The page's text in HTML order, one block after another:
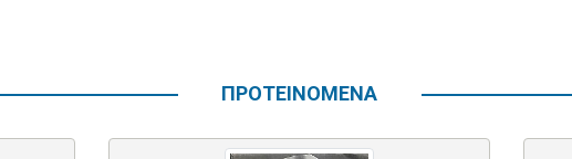
ΠΡΟΤΕΙΝΟΜΕΝΑ